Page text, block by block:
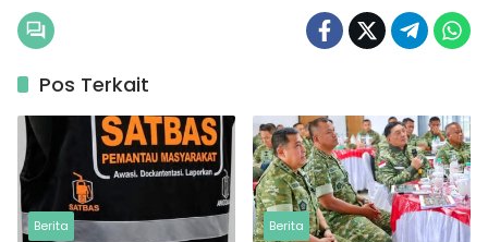
Pos Terkait
Berita Berita